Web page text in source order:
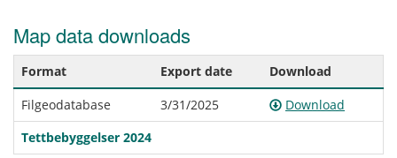
Map data downloads
Format Export date
Download
Filgeodatabase
3/31/2025
Download
Tettbebyggelser 2024